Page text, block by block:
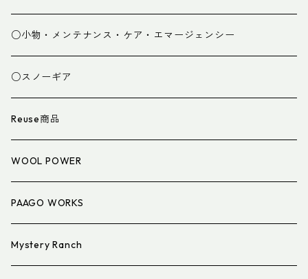
グローブ
スパッツ・ゲイター
衣類小物
アイウェア
寝袋
マット
寝具小物
○小物・メンテナンス・ケア・エマージェンシー
○スノーギア
Reuse商品
WOOL POWER
PAAGO WORKS
Mystery Ranch